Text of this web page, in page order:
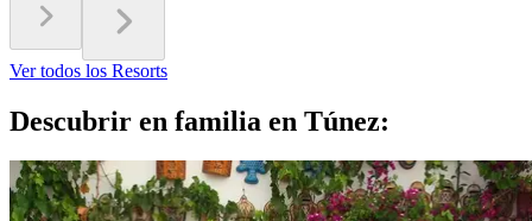
Ver todos los Resorts
Descubrir en familia en Túnez: